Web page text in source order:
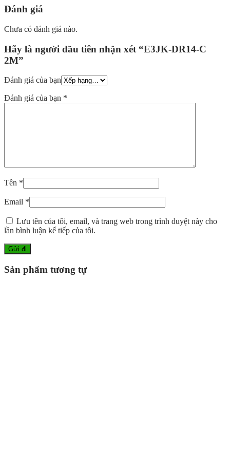
Đánh giá
Chưa có đánh giá nào.
Hãy là người đầu tiên nhận xét “E3JK-DR14-C
2M”
Đánh giá của bạn
Đánh giá của bạn *
Tên *
Email *
Lưu tên của tôi, email, và trang web trong trình duyệt này cho
lần bình luận kế tiếp của tôi.
Sản phẩm tương tự